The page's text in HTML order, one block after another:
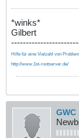
*winks*
Gilbert
Hilfe für eine Vielzahl von
http://www.1st-rootserver.de/
GWC